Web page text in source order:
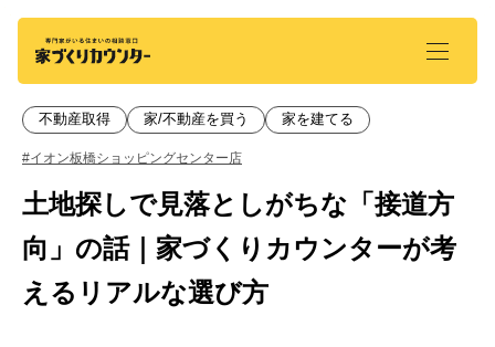
不動産取得 家/不動産を買う 家を建てる
#イオン板橋ショッピングセンター店
土地探しで見落としがちな「接道方
向」の話｜家づくりカウンターが考
えるリアルな選び方